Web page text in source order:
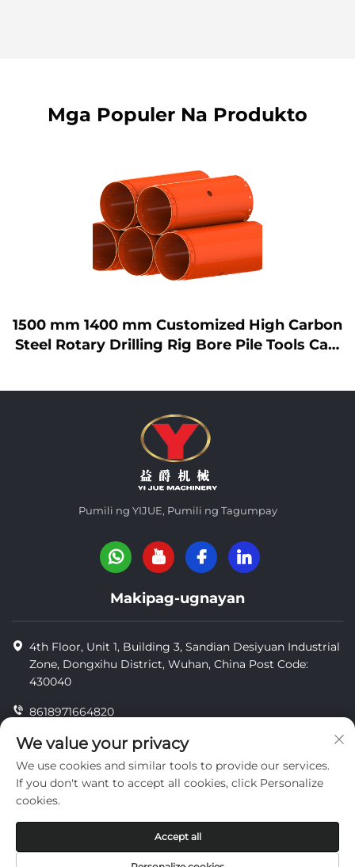
Mga Populer Na Produkto
Bukas na Uri ng Bucket para sa Pagbarena k
asama ang Ngipin sa Pagbarena para sa Lup
Pumili ng YIJUE, Pumili ng Tagumpay
Makipag-ugnayan
4th Floor, Unit 1, Building 3, Sandian Desiyuan Industrial
Zone, Dongxihu District, Wuhan, China Post Code:
430040
8618971664820
8618971664820
[email protected]
pagkumpidensyal
We value your privacy
We use cookies and similar tools to provide our services.
If you don't want to accept all cookies, click Personalize
cookies.
Accept all